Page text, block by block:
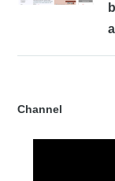
Channel